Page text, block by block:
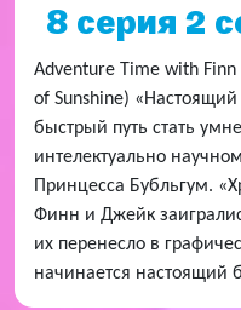
8 серия 2
Adventure Time with Finn
of Sunshine)
быстрый путь стать
интелектуально
Принцесса Бубльгум.
Финн и Джейк
их перенесло в
начинается настоящий